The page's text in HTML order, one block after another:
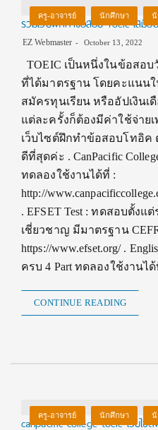
ครู-อาจารย์ นักศึกษา นั
รวมเว็บฝึกทำข้อสอบ Toeic เสมือ
EZ Webmaster October 13, 2022
TOEIC เป็นหนึ่งในข้อสอ
ที่ได้มาตรฐาน โดยคะแนน
สมัครทุนเรียน หรืออัปเงิน
แต่ละครั้งก็ต้องมีค่าใช้จ่าย
เว็บไซต์ฝึกทำข้อสอบโทอิค
ดีที่สุดค่ะ . CanPacific
ทดลองใช้งานได้ที่ :
http://
. EFSET Test : ทดสอบตั้งแ
เชี่ยวชาญ มีมาตรฐาน
https://www.efset.org/ .
ครบ 4 Part ทดลองใช้งานไ
CONTINUE READING
ครู-อาจารย์ นักศึกษา นั
canpacific college toeic เว็บไซ